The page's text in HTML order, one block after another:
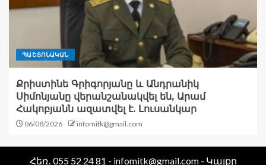
ՊԱՇՏՈՆԱԿԱՆ
Քրիստինե Գրիգորյանը և Անդրանիկ
Սիմոնյանը վերանշանակվել են, Արամ
Հակոբյանն ազատվել է. Լուսանկար
06/08/2026 infomitk@gmail.com
Հեռ․ 055 52 24 81 - infomitk@gmail.com - Կայքը